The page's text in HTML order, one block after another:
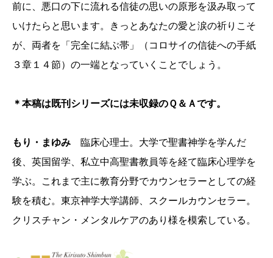
前に、悪口の下に流れる信徒の思いの原形を汲み取って
いけたらと思います。きっとあなたの愛と涙の祈りこそ
が、両者を「完全に結ぶ帯」（コロサイの信徒への手紙
３章１４節）の一端となっていくことでしょう。
＊本稿は既刊シリーズには未収録のＱ＆Ａです。
もり・まゆみ 臨床心理士。大学で聖書神学を学んだ
後、英国留学、私立中高聖書教員等を経て臨床心理学を
学ぶ。これまで主に教育分野でカウンセラーとしての経
験を積む。東京神学大学講師、スクールカウンセラー。
クリスチャン・メンタルケアのあり様を模索している。